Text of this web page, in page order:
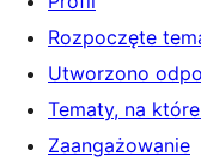
Rozpoczęte
Utworzono
Tematy, na
Zaangażowanie